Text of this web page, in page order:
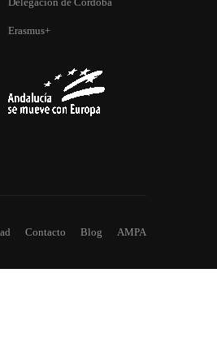
Erasmus+
Contacto Blog AMPA